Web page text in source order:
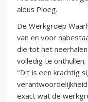
aldus Ploeg.
De Werkgroep
van en voor
die tot het
volledig te
"Dit is een krachtig
exact wat de